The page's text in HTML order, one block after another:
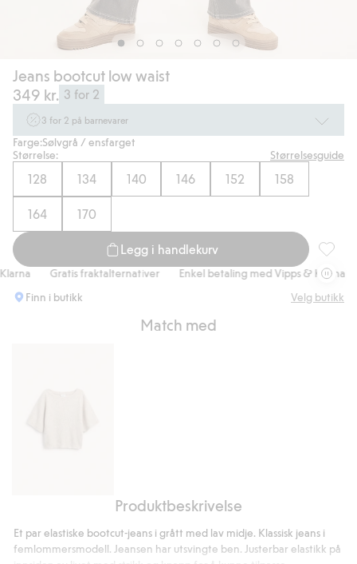
Jeans bootcut low waist
349 kr. 3 for 2
3 for 2 på barnevarer
Ikke Newbie. Gjelder når du handler 2 eller flere varer som inngår i tilbudet
tom. 17/8 i butikk & online for deg som er eller blir medlem. Kan ikke
Handle nå
Farge:Sølvgrå / ensfarget
Størrelse:
Størrelsesguide
128 134 140 146 152 158
164 170
Legg i handlekurv
Jeans
Gratis fraktalternativer Enkel betaling med Vipps & Klarna
Finn i butikk
Velg butikk
Match med
med
Produktbeskrivelse
Et par elastiske bootcut-jeans i grått med lav midje. Klassisk jeans i
femlommersmodell. Jeansen har utsvingte ben. Justerbar elastikk på